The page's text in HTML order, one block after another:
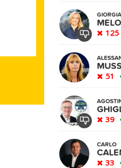
GIORGIA
125
51
39
CARLO
33